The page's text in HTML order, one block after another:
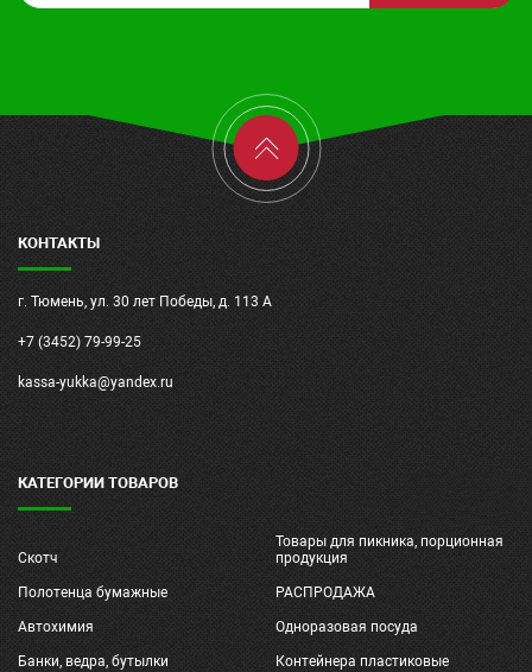
КОНТАКТЫ
г. Тюмень, ул. 30 лет Победы, д. 113 А
+7 (3452) 79-99-25
kassa-yukka@yandex.ru
КАТЕГОРИИ ТОВАРОВ
Скотч
Товары для пикника, порционная
продукция
Полотенца бумажные РАСПРОДАЖА
Автохимия Одноразовая посуда
Банки, ведра, бутылки Контейнера пластиковые